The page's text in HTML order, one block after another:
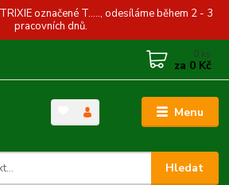
označené T....., odesíláme během 2 - 3
pracovních dnů.
Menu
Hledat
0 ks
za 0 Kč